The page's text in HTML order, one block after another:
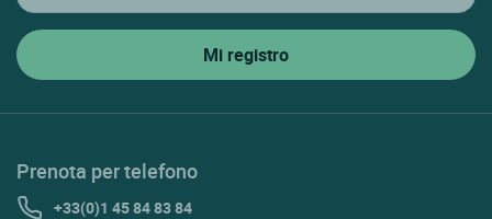
Prenota per telefono
+33(0)1 45 84 83 84